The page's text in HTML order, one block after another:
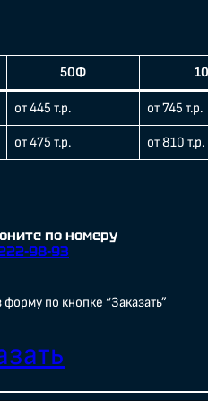
50Ф
от 445 т.р. от 745 т.р.
от 475 т.р. от 810 т.р.
по номеру
98-93
по кнопке “Заказать”